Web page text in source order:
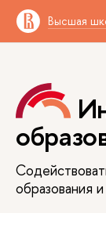
Высшая
образования